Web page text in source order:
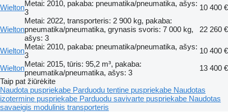
WieltonMetai: 2010, pakaba: pneumatika/pneumatika, ašys:
3
10 400 €
Wielton
Metai: 2022, transporteris: 2 900 kg, pakaba:
pneumatika/pneumatika, grynasis svoris: 7 000 kg,
ašys: 3
22 260 €
WieltonMetai: 2010, pakaba: pneumatika/pneumatika, ašys:
3
10 400 €
WieltonMetai: 2015, tūris: 95,2 m³, pakaba:
pneumatika/pneumatika, ašys: 3
13 400 €
Taip pat žiūrėkite
Naudota puspriekabe Parduodu tentine puspriekabe Naudotas
izotermine puspriekabe Parduodu savivarte puspriekabe Naudotas
savaeigis modulinis transporteris